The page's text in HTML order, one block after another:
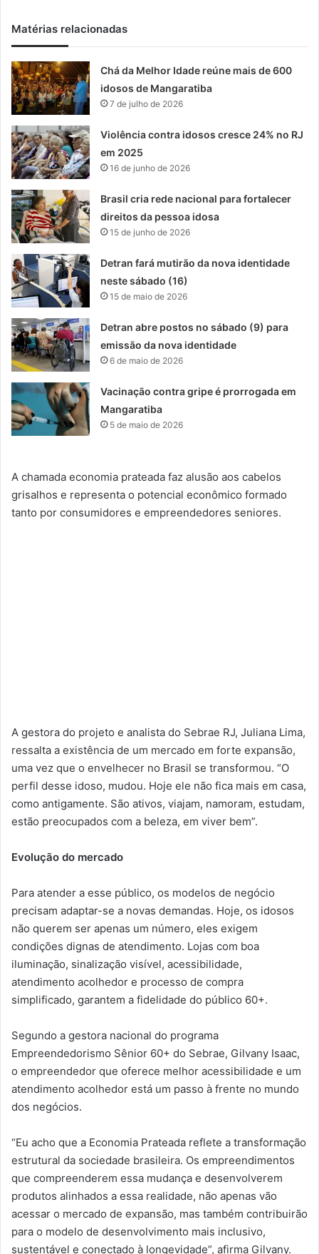
Matérias relacionadas
Chá da Melhor Idade reúne mais de 600
idosos de Mangaratiba
7 de julho de 2026
Violência contra idosos cresce 24% no RJ
em 2025
16 de junho de 2026
Brasil cria rede nacional para fortalecer
direitos da pessoa idosa
15 de junho de 2026
Detran fará mutirão da nova identidade
neste sábado (16)
15 de maio de 2026
Detran abre postos no sábado (9) para
emissão da nova identidade
6 de maio de 2026
Vacinação contra gripe é prorrogada em
Mangaratiba
5 de maio de 2026
A chamada economia prateada faz alusão aos cabelos
grisalhos e representa o potencial econômico formado
tanto por consumidores e empreendedores seniores.
A gestora do projeto e analista do Sebrae RJ, Juliana Lima,
ressalta a existência de um mercado em forte expansão,
uma vez que o envelhecer no Brasil se transformou. “O
perfil desse idoso, mudou. Hoje ele não fica mais em casa,
como antigamente. São ativos, viajam, namoram, estudam,
estão preocupados com a beleza, em viver bem”.
Evolução do mercado
Para atender a esse público, os modelos de negócio
precisam adaptar-se a novas demandas. Hoje, os idosos
não querem ser apenas um número, eles exigem
condições dignas de atendimento. Lojas com boa
iluminação, sinalização visível, acessibilidade,
atendimento acolhedor e processo de compra
simplificado, garantem a fidelidade do público 60+.
Segundo a gestora nacional do programa
Empreendedorismo Sênior 60+ do Sebrae, Gilvany Isaac,
o empreendedor que oferece melhor acessibilidade e um
atendimento acolhedor está um passo à frente no mundo
dos negócios.
“Eu acho que a Economia Prateada reflete a transformação
estrutural da sociedade brasileira. Os empreendimentos
que compreenderem essa mudança e desenvolverem
produtos alinhados a essa realidade, não apenas vão
acessar o mercado de expansão, mas também contribuirão
para o modelo de desenvolvimento mais inclusivo,
sustentável e conectado à longevidade”, afirma Gilvany.